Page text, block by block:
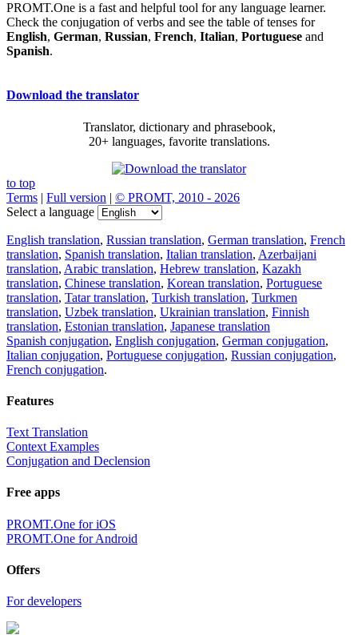
PROMT.One is a fast and helpful tool for any language learner.
Check the conjugation of verbs and see the table of tenses for
English, German, Russian, French, Italian, Portuguese and
Spanish.
Download the translator
Translator, dictionary and phrasebook,
20+ languages, favorite translations.
to top
Terms | Full version | © PROMT, 2010 - 2026
Select a language
English translation, Russian translation, German translation, French
translation, Spanish translation, Italian translation, Azerbaijani
translation, Arabic translation, Hebrew translation, Kazakh
translation, Chinese translation, Korean translation, Portuguese
translation, Tatar translation, Turkish translation, Turkmen
translation, Uzbek translation, Ukrainian translation, Finnish
translation, Estonian translation, Japanese translation
Spanish conjugation, English conjugation, German conjugation,
Italian conjugation, Portuguese conjugation, Russian conjugation,
French conjugation.
Features
Text Translation
Context Examples
Conjugation and Declension
Free apps
PROMT.One for iOS
PROMT.One for Android
Offers
For developers